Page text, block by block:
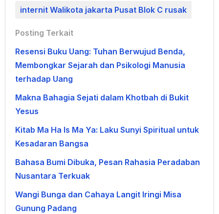
internit Walikota jakarta Pusat Blok C rusak
Posting Terkait
Resensi Buku Uang: Tuhan Berwujud Benda,
Membongkar Sejarah dan Psikologi Manusia
terhadap Uang
Makna Bahagia Sejati dalam Khotbah di Bukit
Yesus
Kitab Ma Ha Is Ma Ya: Laku Sunyi Spiritual untuk
Kesadaran Bangsa
Bahasa Bumi Dibuka, Pesan Rahasia Peradaban
Nusantara Terkuak
Wangi Bunga dan Cahaya Langit Iringi Misa
Gunung Padang